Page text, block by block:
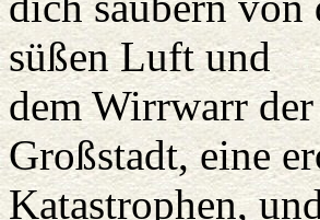
süßen Luft und
dem Wirrwarr
Großstadt, eine
Katastrophen,